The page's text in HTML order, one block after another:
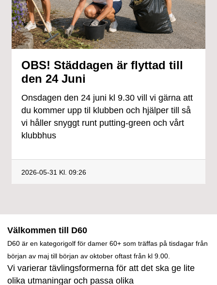
OBS! Städdagen är flyttad till
den 24 Juni
Onsdagen den 24 juni kl 9.30 vill vi gärna att
du kommer upp til klubben och hjälper till så
vi håller snyggt runt putting-green och vårt
klubbhus
2026-05-31 Kl. 09:26
Välkommen till D60
D60 är en kategorigolf för damer 60+ som träffas på tisdagar från
början av maj till början av oktober oftast från kl 9.00.
Vi varierar tävlingsformerna för att det ska ge lite
olika utmaningar och passa olika